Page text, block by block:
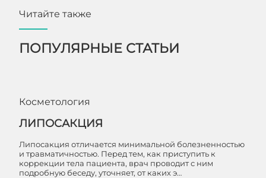
Читайте также
ПОПУЛЯРНЫЕ СТАТЬИ
Косметология
ЛИПОСАКЦИЯ
Липосакция отличается минимальной болезненностью
и травматичностью. Перед тем, как приступить к
коррекции тела пациента, врач проводит с ним
подробную беседу, уточняет, от каких э…